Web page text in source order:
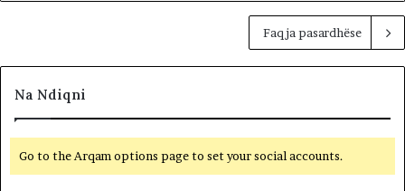
Faqja pasardhëse
Na Ndiqni
Go to the Arqam options page to set your social accounts.